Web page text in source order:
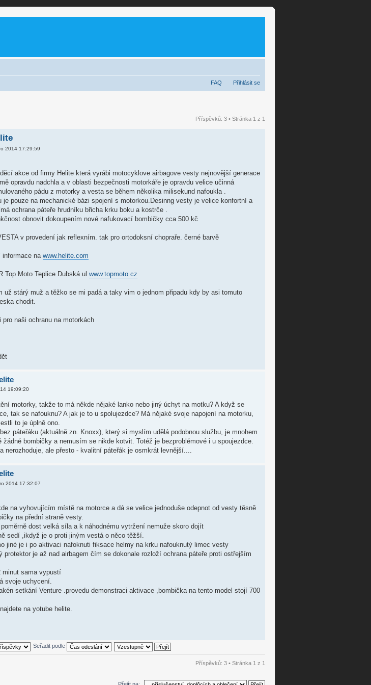
FAQ Přihlásit se
Příspěvků: 3 • Stránka 1 z 1
2014 17:29:59
akce od firmy Helite která vyrábi motocyklove airbagove vesty nejnovější generace
opravdu nadchla a v oblasti bezpečnosti motorkáře je opravdu velice učinná
pádu z motorky a vesta se během několika milisekund nafoukla .
je pouze na mechanické bázi spojení s motorkou.Desinng vesty je velice konfortní a
ochrana páteře hrudníku břicha krku boku a kostrče .
obnovit dokoupením nové nafukovací bombičky cca 500 kč
v provedení jak reflexním. tak pro ortodoksní chopraře. černé barvě
na www.helite.com
Top Moto Teplice Dubská ul www.topmoto.cz
už stárý muž a těžko se mi padá a taky vim o jednom připadu kdy by asi tomuto
chodit.
naši ochranu na motorkách
19:09:20
motorky, takže to má někde nějaké lanko nebo jiný úchyt na motku? A když se
tak se nafouknu? A jak je to u spolujezdce? Má nějaké svoje napojení na motorku,
to je úplně ono.
páteřáku (aktuálně zn. Knoxx), který si myslím udělá podobnou službu, je mnohem
žádné bombičky a nemusím se nikde kotvit. Totéž je bezproblémové i u spoujezdce.
nerozhoduje, ale přesto - kvalitní páteřák je osmkrát levnější....
2014 17:32:07
na vyhovujícím místě na motorce a dá se velice jednoduše odepnot od vesty těsně
na přední straně vesty.
dost velká síla a k náhodnému vytržení nemuže skoro dojít
sedí ,ikdyž je o proti jiným vestá o něco těžší.
jiné je i po aktivaci nafoknuti fiksace helmy na krku nafouknutý limec vesty
je až nad airbagem čím se dokonale rozloží ochrana páteře proti ostřejším
minut sama vypustí
svoje uchycení.
setkání Venture .provedu demonstraci aktivace ,bombička na tento model stojí 700
na yotube helite.
Seřadit podle
Příspěvků: 3 • Stránka 1 z 1